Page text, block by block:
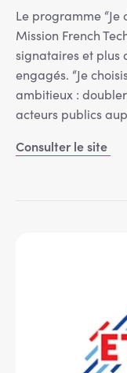
Le programme “Je
Mission French
signataires et plus
engagés. “Je
ambitieux :
acteurs publics
Consulter le site